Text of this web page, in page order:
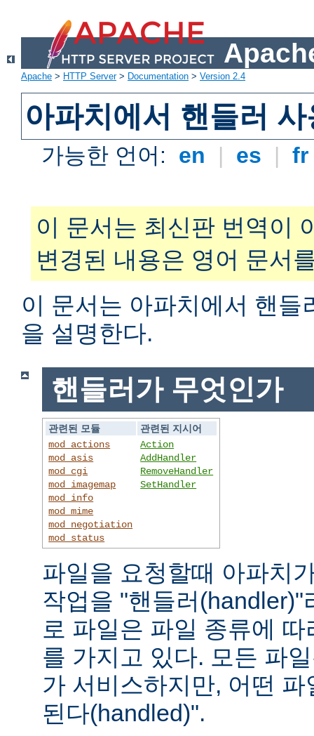
Apache > HTTP Server> Documentation > Version 2.4
아파치에서 핸들러 사
가능한 언어: en | es |
이 문서는 최신판 번역이
변경된 내용은 영어 문서
이 문서는 아파치에서 핸들
을 설명한다.
핸들러가 무엇인가
관련된 모듈
관련된 지시어
mod_actions
mod_asis
mod_cgi
mod_imagemap
mod_info
mod_mime
mod_negotiation
mod_status
Action
AddHandler
RemoveHandler
SetHandler
파일을 요청할때 아파치
작업을 "핸들러(handler)"
로 파일은 파일 종류에
를 가지고 있다. 모든 파
가 서비스하지만, 어떤
된다(handled)".